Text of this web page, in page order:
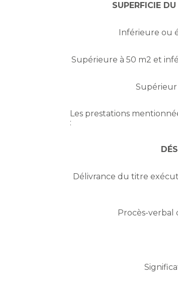
SUPERFICIE
Inférieure ou
Supérieure à 50 m2 et
Supérieur
Les prestations
:
Délivrance du titre
Procès-verbal